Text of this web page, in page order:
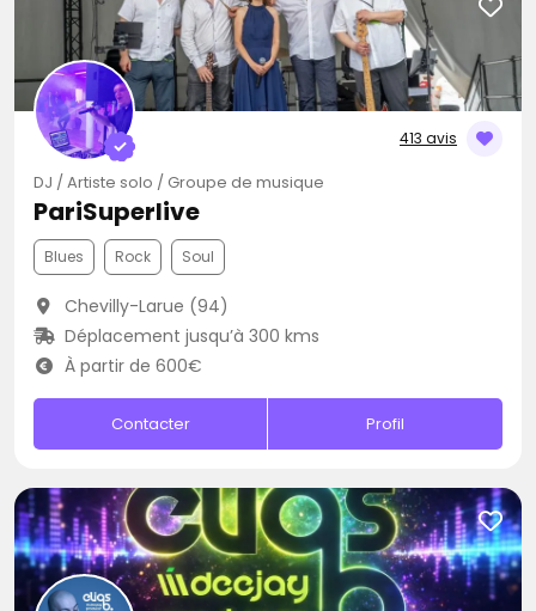
413 avis
DJ / Artiste solo / Groupe de musique
PariSuperlive
Blues Rock Soul
Chevilly-Larue (94)
Déplacement jusqu’à 300 kms
À partir de 600€
Contacter Profil